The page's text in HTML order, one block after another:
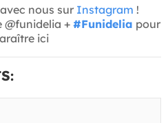
nous sur Instagram !
@funidelia + #Funidelia pour
ici